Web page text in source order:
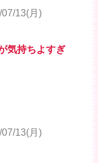
07/13(月)
気持ちよすぎ
07/13(月)